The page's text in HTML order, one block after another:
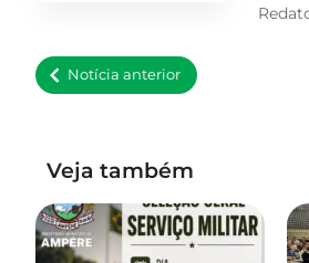
Notícia anterior
Veja também